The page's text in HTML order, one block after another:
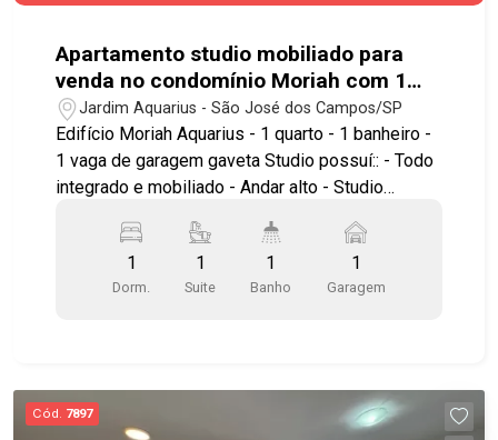
#ruadaalegria #pontaldaatlantida #jardimsatelite
Apartamento studio mobiliado para
venda no condomínio Moriah com 1
quarto e 1 vaga de garagem - 40m² -
Jardim Aquarius
Jardim Aquarius - São José dos Campos/SP
Edifício Moriah Aquarius - 1 quarto - 1 banheiro -
1 vaga de garagem gaveta Studio possuí:: - Todo
integrado e mobiliado - Andar alto - Studio
10m² de hobbybox - Inclui eletros, tvs, móveis
soltos, marcenaria, ar condicionado, decorativos
e utensílios de cozinha - Não tem lavanderia,
aberto - Churrasqueira - Play - Espaço lareira -
Espaço café - Academia Ótima localização, no
1
Dorm.
1
Suite
1
Banho
1
Garagem
Cód. 7897